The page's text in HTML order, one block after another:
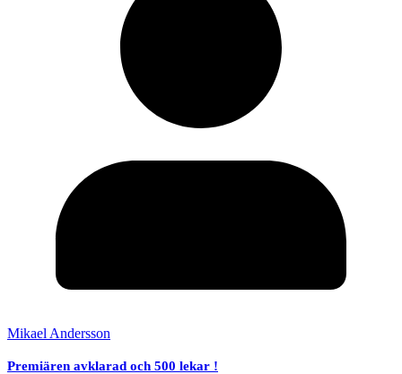
Mikael Andersson
Premiären avklarad och 500 lekar !